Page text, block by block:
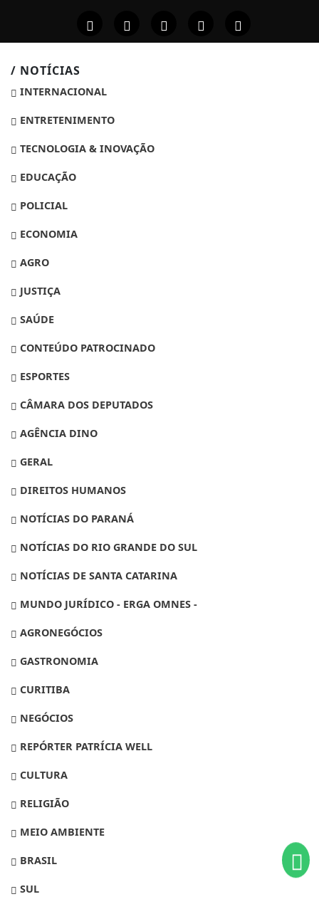
/ NOTÍCIAS
INTERNACIONAL
ENTRETENIMENTO
TECNOLOGIA & INOVAÇÃO
EDUCAÇÃO
POLICIAL
ECONOMIA
AGRO
JUSTIÇA
SAÚDE
CONTEÚDO PATROCINADO
ESPORTES
CÂMARA DOS DEPUTADOS
AGÊNCIA DINO
GERAL
DIREITOS HUMANOS
NOTÍCIAS DO PARANÁ
NOTÍCIAS DO RIO GRANDE DO SUL
NOTÍCIAS DE SANTA CATARINA
MUNDO JURÍDICO - ERGA OMNES -
AGRONEGÓCIOS
GASTRONOMIA
CURITIBA
NEGÓCIOS
REPÓRTER PATRÍCIA WELL
CULTURA
RELIGIÃO
MEIO AMBIENTE
BRASIL
SUL
Esse site utiliza cookies para melhorar sua
experiência de navegação. Ao continuar o acesso,
de Uso e Privacidade.
CLICANDO AQUI